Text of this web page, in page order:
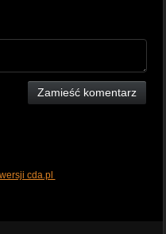
Zamieść komentarz
cda.pl